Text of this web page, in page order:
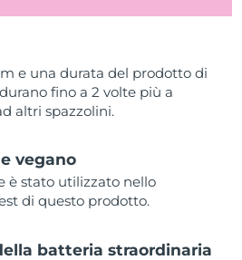
e una durata del prodotto di
fino a 2 volte più a
altri spazzolini.
vegano
è stato utilizzato nello
di questo prodotto.
batteria straordinaria